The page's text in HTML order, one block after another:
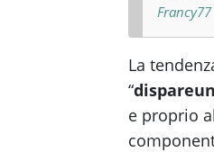
La
“
e proprio